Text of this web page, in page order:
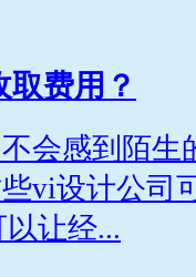
费用？
会感到陌生
vi设计公司
让经...